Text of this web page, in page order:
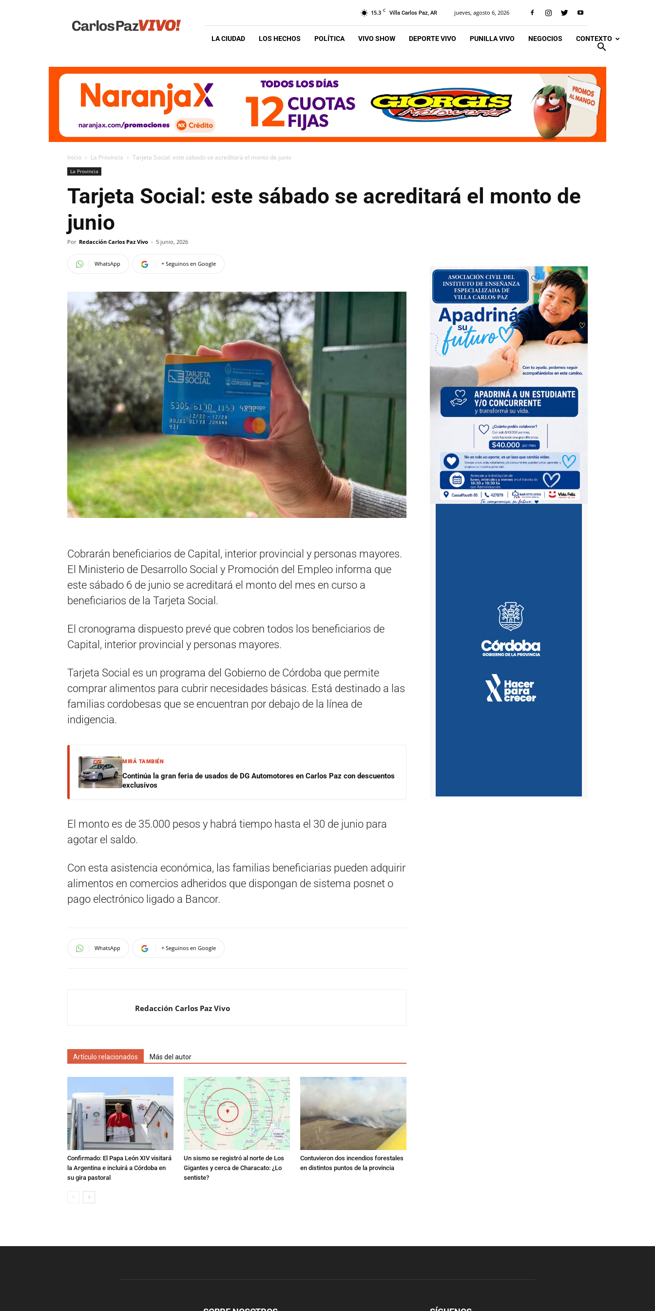
Vivo
15.3 C Villa Carlos Paz, AR jueves, agosto 6, 2026
LA CIUDAD LOS HECHOS POLÍTICA VIVO SHOW DEPORTE VIVO PUNILLA VIVO NEGOCIOS CONTEXTO
Inicio La Provincia Tarjeta Social: este sábado se acreditará el monto de junio
La Provincia
Tarjeta Social: este sábado se acreditará el monto de
junio
Por Redacción Carlos Paz Vivo - 5 junio, 2026
WhatsApp + Seguinos en Google
Cobrarán beneficiarios de Capital, interior provincial y personas mayores.
El Ministerio de Desarrollo Social y Promoción del Empleo informa que
este sábado 6 de junio se acreditará el monto del mes en curso a
beneficiarios de la Tarjeta Social.
El cronograma dispuesto prevé que cobren todos los beneficiarios de
Capital, interior provincial y personas mayores.
Tarjeta Social es un programa del Gobierno de Córdoba que permite
comprar alimentos para cubrir necesidades básicas. Está destinado a las
familias cordobesas que se encuentran por debajo de la línea de
indigencia.
MIRÁ TAMBIÉN
Continúa la gran feria de usados de DG Automotores en Carlos Paz con descuentos
exclusivos
El monto es de 35.000 pesos y habrá tiempo hasta el 30 de junio para
agotar el saldo.
Con esta asistencia económica, las familias beneficiarias pueden adquirir
alimentos en comercios adheridos que dispongan de sistema posnet o
pago electrónico ligado a Bancor.
WhatsApp + Seguinos en Google
Redacción Carlos Paz Vivo
Artículo relacionados Más del autor
Confirmado: El Papa León XIV visitará
la Argentina e incluirá a Córdoba en
su gira pastoral
Un sismo se registró al norte de Los
Gigantes y cerca de Characato: ¿Lo
sentiste?
Contuvieron dos incendios forestales
en distintos puntos de la provincia